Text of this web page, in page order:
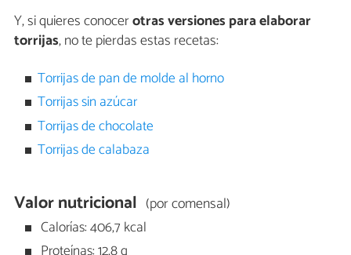
Y, si quieres conocerotras versiones para elaborar
torrijas, no te pierdas estas recetas:
Torrijas de pan de molde al horno
Torrijas sin azúcar
Torrijas de chocolate
Torrijas de calabaza
Valor nutricional (por comensal)
Calorías: 406,7 kcal